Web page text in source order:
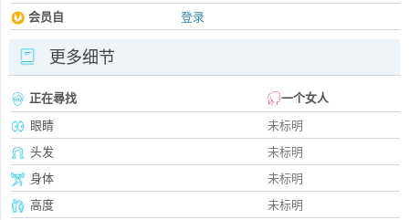
会员自
登录
更多细节
正在尋找
一个女人
眼睛
未标明
头发
未标明
身体
未标明
高度
未标明